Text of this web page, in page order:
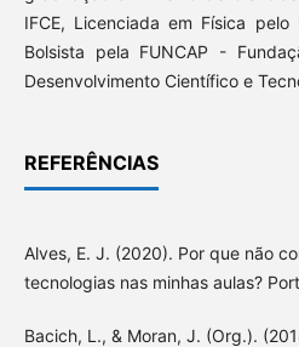
IFCE, Licenciada em Física
Bolsista pela FUNCAP -
Desenvolvimento Científico e
REFERÊNCIAS
Alves, E. J. (2020). Por que não
tecnologias nas minhas aulas?
Bacich, L., & Moran, J. (Org.).